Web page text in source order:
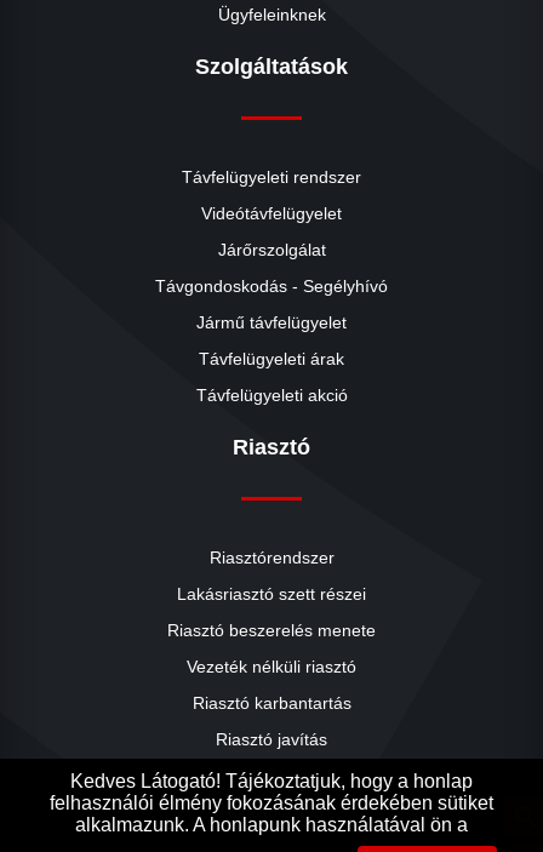
Ügyfeleinknek
Szolgáltatások
Távfelügyeleti rendszer
Videótávfelügyelet
Járőrszolgálat
Távgondoskodás - Segélyhívó
Jármű távfelügyelet
Távfelügyeleti árak
Távfelügyeleti akció
Riasztó
Riasztórendszer
Lakásriasztó szett részei
Riasztó beszerelés menete
Vezeték nélküli riasztó
Riasztó karbantartás
Riasztó javítás
Riasztók árai
Riasztó akció
Kedves Látogató! Tájékoztatjuk, hogy a honlap
felhasználói élmény fokozásának érdekében sütiket
alkalmazunk. A honlapunk használatával ön a